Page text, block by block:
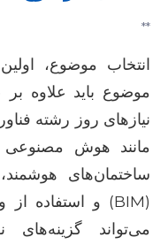
**
انتخاب موضوع،
موضوع باید علاوه
نیازهای روز رشته
مانند هوش مصنوعی
ساختمان‌های
می‌تواند گزینه‌های